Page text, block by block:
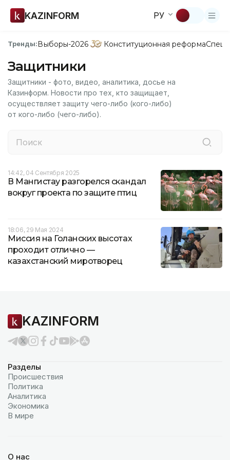
KAZINFORM РУ
Тренды:Выборы-2026 Конституционная реформа
Защитники
Защитники - фото, видео, аналитика, досье на
Казинформ. Новости про тех, кто защищает,
осуществляет защиту чего-либо (кого-либо)
от кого-либо (чего-либо).
14:42, 04 Сентября 2025
В Мангистау разгорелся скандал
вокруг проекта по защите птиц
18:06, 29 Мая 2024
Миссия на Голанских высотах
проходит отлично —
казахстанский миротворец
KAZINFORM
Разделы
Происшествия
Политика
Аналитика
Экономика
В мире
О нас